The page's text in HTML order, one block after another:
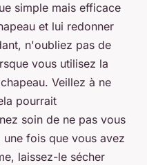
simple mais efficace
et lui redonner
n'oubliez pas de
vous utilisez la
Veillez à ne
pourrait
soin de ne pas vous
fois que vous avez
laissez-le sécher